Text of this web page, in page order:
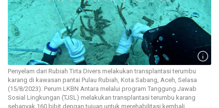
Penyelam dari Rubiah Tirta Divers melakukan transplantasi terumbu
karang di kawasan pantai Pulau Rubiah, Kota Sabang, Aceh, Selasa
(15/8/2023). Perum LKBN Antara melalui program Tanggung Jawab
Sosial Lingkungan (TJSL) melakukan transplantasi terumbu karang
sebanyak 160 bibit dengan tujuan untuk merehabilitasi kembali